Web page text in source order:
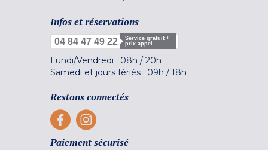
Infos et réservations
04 84 47 49 22
Service gratuit +
prix appel
Lundi/Vendredi : 08h / 20h
Samedi et jours fériés : 09h / 18h
Restons connectés
Paiement sécurisé